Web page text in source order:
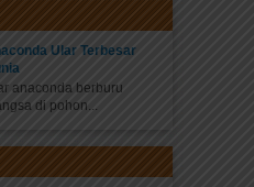
Ular Terbesar
anaconda berburu
di pohon...